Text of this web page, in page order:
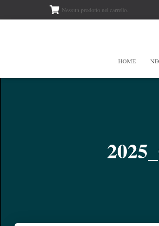
Nessun prodotto nel carrello.
HOME